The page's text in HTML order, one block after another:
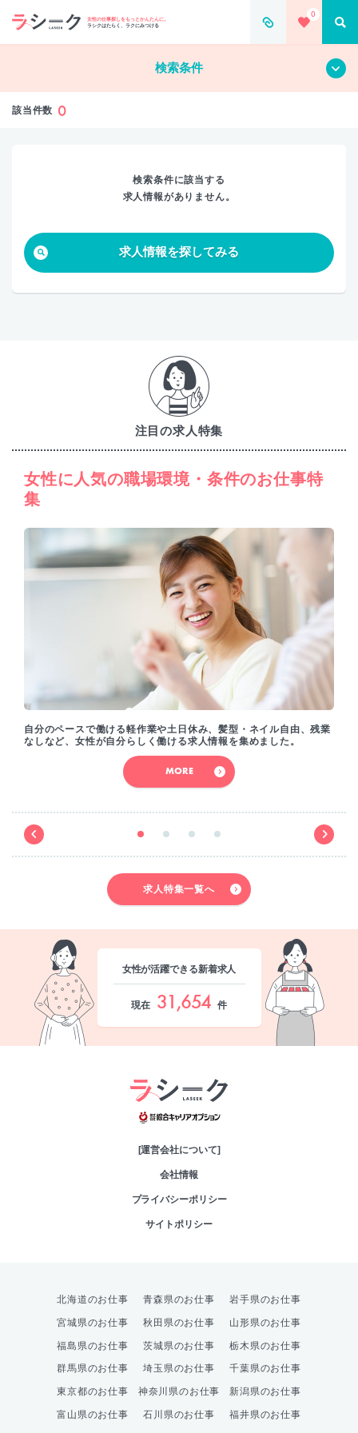
女性の仕事探しをもっとかんたんに。
ラシクはたらく、ラクにみつける
0
すべて
検索条件
該当件数 0
検索条件に該当する
求人情報がありません。
求人情報を探してみる
注目の求人特集
女性に人気の職場環境・条件のお仕事特
集
自分のペースで働ける軽作業や土日休み、髪型・ネイル自由、残業
なしなど、女性が自分らしく働ける求人情報を集めました。
MORE
求人特集一覧へ
女性が活躍できる新着求人
現在 31,654 件
[運営会社について]
会社情報
プライバシーポリシー
サイトポリシー
北海道のお仕事 青森県のお仕事 岩手県のお仕事
宮城県のお仕事 秋田県のお仕事 山形県のお仕事
福島県のお仕事 茨城県のお仕事 栃木県のお仕事
群馬県のお仕事 埼玉県のお仕事 千葉県のお仕事
東京都のお仕事 神奈川県のお仕事 新潟県のお仕事
富山県のお仕事 石川県のお仕事 福井県のお仕事